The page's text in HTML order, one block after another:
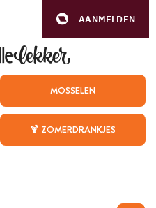
AANMELDEN
MOSSELEN
🍹 ZOMERDRANKJES